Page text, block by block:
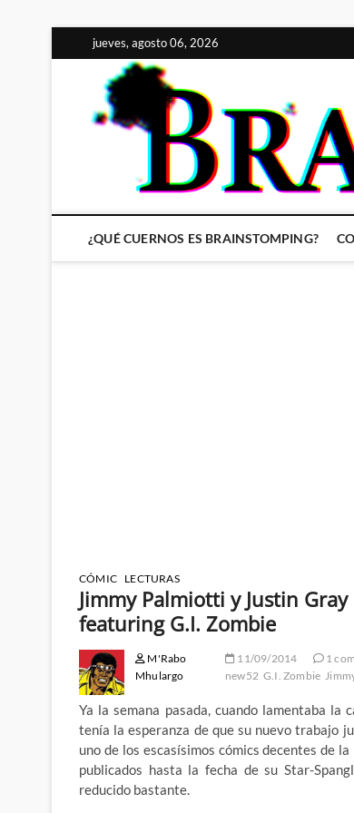
al
contenido
jueves, agosto 06, 2026
¿QUÉ CUERNOS ES BRAINSTOMPING?
CÓMIC LECTURAS
Jimmy Palmiotti y Justin
featuring G.I. Zombie
M'Rabo
Mhulargo
11/09/2014 1
new52 G.I. Zombie
Ya la semana pasada, cuando lamentaba
tenía la esperanza de que su nuevo trabajo
uno de los escasísimos cómics decentes de
publicados hasta la fecha de su Star-
reducido bastante.